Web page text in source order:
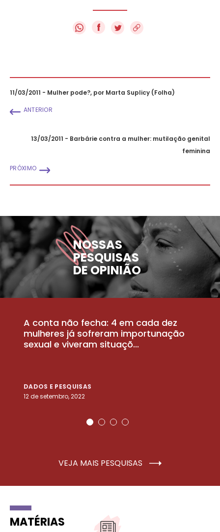
f
11/03/2011 - Mulher pode?, por Marta Suplicy (Folha)
ANTERIOR
13/03/2011 - Barbárie contra a mulher: mutilação genital
feminina
PRÓXIMO
NOSSAS
PESQUISAS
DE OPINIÃO
A conta não fecha: 4 em cada dez
mulheres já sofreram importunação
sexual e viveram situaçõ...
DADOS E PESQUISAS
12 de setembro, 2022
VEJA MAIS PESQUISAS
MATÉRIAS